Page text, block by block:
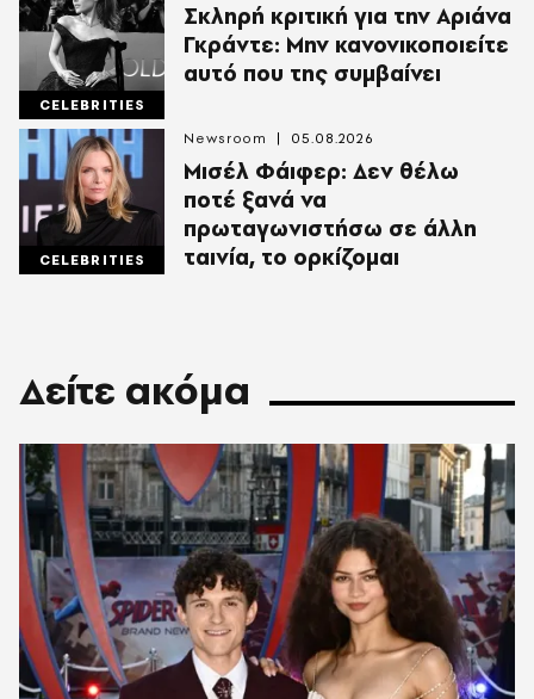
CELEBRITIES
Σκληρή κριτική για την Αριάνα
Γκράντε: Μην κανονικοποιείτε
αυτό που της συμβαίνει
CELEBRITIES
Μισέλ Φάιφερ: Δεν θέλω
ποτέ ξανά να
πρωταγωνιστήσω σε άλλη
ταινία, το ορκίζομαι
Newsroom 05.08.2026
Δείτε ακόμα